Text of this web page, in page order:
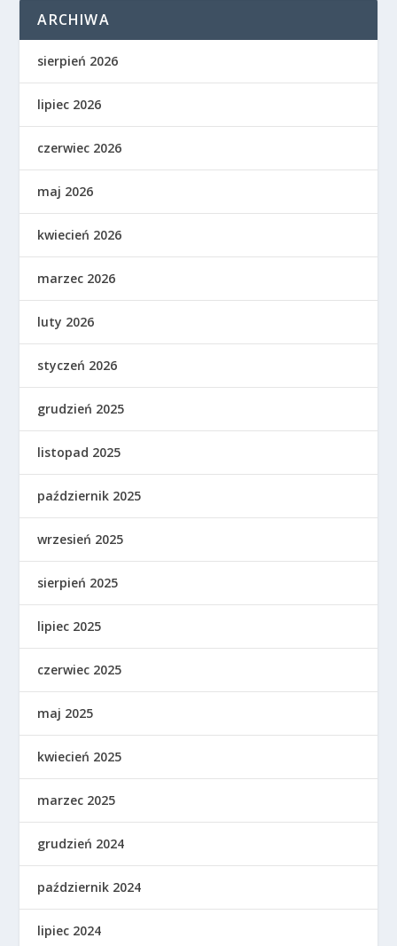
ARCHIWA
sierpień 2026
lipiec 2026
czerwiec 2026
maj 2026
kwiecień 2026
marzec 2026
luty 2026
styczeń 2026
grudzień 2025
listopad 2025
październik 2025
wrzesień 2025
sierpień 2025
lipiec 2025
czerwiec 2025
maj 2025
kwiecień 2025
marzec 2025
grudzień 2024
październik 2024
lipiec 2024